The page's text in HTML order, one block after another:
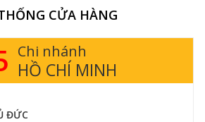
CỬA HÀNG
Chi nhánh
HÀ NỘI
KHUÊ